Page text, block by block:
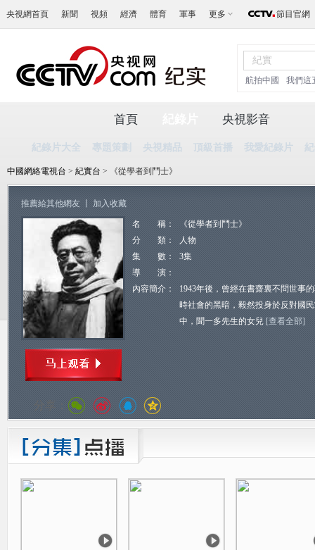
央視網首頁 新聞 視頻 經濟 體育 軍事 更多 節目官網
航拍中國 我們這
首頁
紀錄片大全 專題策劃 央視精品 頂級首播 我愛紀錄片
央視影音
中國網絡電視台 > 紀實台 > 《從學者到鬥士》
推薦給其他網友 加入收藏
名 稱：
《從學者到鬥士》
分 類：
人物
集 數：
3集
導 演：
內容簡介：
1943年後，曾經在書齋裏不問世事
時社會的黑暗，毅然投身於反對國
中，聞一多先生的女兒 [查看全部]
分享：